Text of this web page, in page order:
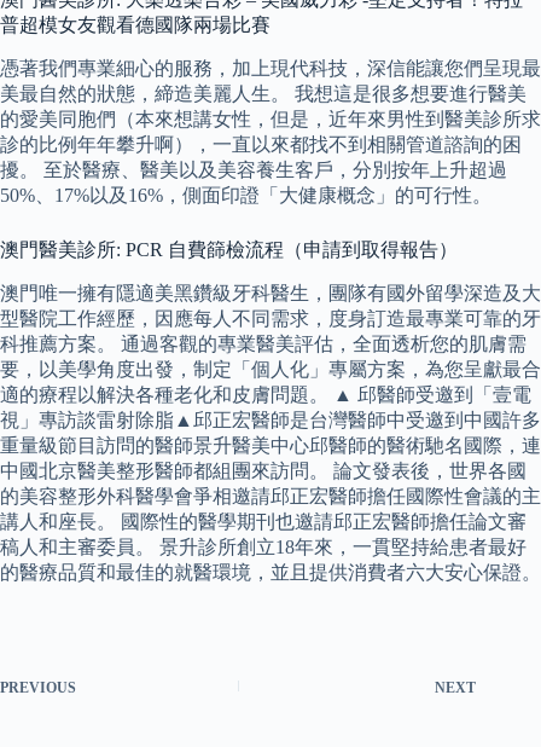
普超模女友觀看德國隊兩場比賽
憑著我們專業細心的服務，加上現代科技，深信能讓您們呈現最
美最自然的狀態，締造美麗人生。 我想這是很多想要進行醫美
的愛美同胞們（本來想講女性，但是，近年來男性到醫美診所求
診的比例年年攀升啊），一直以來都找不到相關管道諮詢的困
擾。 至於醫療、醫美以及美容養生客戶，分別按年上升超過
50%、17%以及16%，側面印證「大健康概念」的可行性。
澳門醫美診所: PCR 自費篩檢流程（申請到取得報告）
澳門唯一擁有隱適美黑鑽級牙科醫生，團隊有國外留學深造及大
型醫院工作經歷，因應每人不同需求，度身訂造最專業可靠的牙
科推薦方案。 通過客觀的專業醫美評估，全面透析您的肌膚需
要，以美學角度出發，制定「個人化」專屬方案，為您呈獻最合
適的療程以解決各種老化和皮膚問題。 ▲ 邱醫師受邀到「壹電
視」專訪談雷射除脂▲邱正宏醫師是台灣醫師中受邀到中國許多
重量級節目訪問的醫師景升醫美中心邱醫師的醫術馳名國際，連
中國北京醫美整形醫師都組團來訪問。 論文發表後，世界各國
的美容整形外科醫學會爭相邀請邱正宏醫師擔任國際性會議的主
講人和座長。 國際性的醫學期刊也邀請邱正宏醫師擔任論文審
稿人和主審委員。 景升診所創立18年來，一貫堅持給患者最好
的醫療品質和最佳的就醫環境，並且提供消費者六大安心保證。
PREVIOUS NEXT